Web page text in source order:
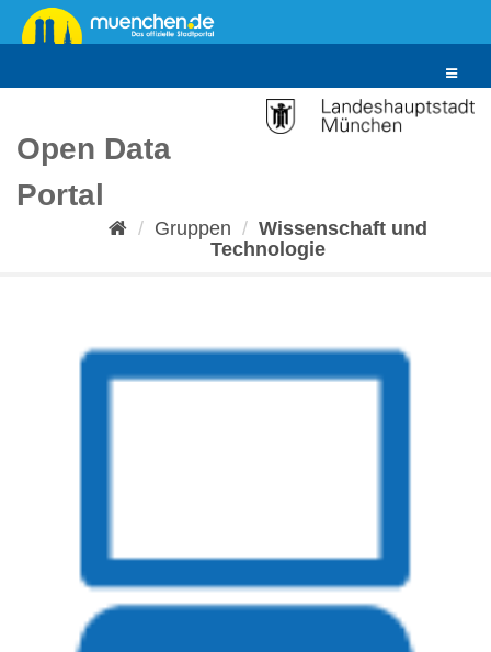
Überspringen
zum
Toggle
Open Data
Portal
Gruppen
Wissenschaft und
Technologie